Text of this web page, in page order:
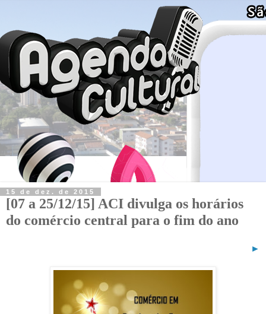
15 de dez. de 2015
[07 a 25/12/15] ACI divulga os horários
do comércio central para o fim do ano
►